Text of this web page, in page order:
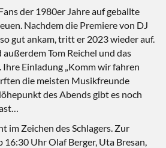
der 1980er Jahre auf geballte
Nachdem die Premiere von DJ
gut ankam, tritt er 2023 wieder auf.
Tom Reichel und das
Ihre Einladung „Komm wir fahren
die meisten Musikfreunde
des Abends gibt es noch
im Zeichen des Schlagers. Zur
Uhr Olaf Berger, Uta Bresan,